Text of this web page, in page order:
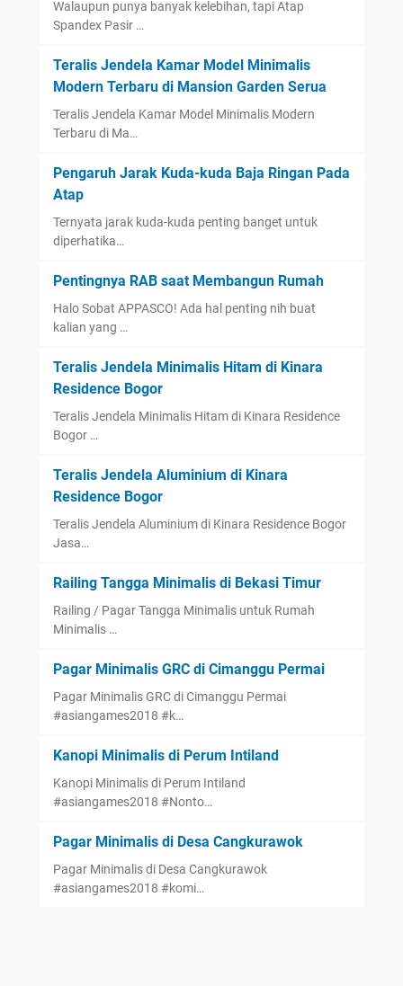
Walaupun punya banyak kelebihan, tapi Atap
Spandex Pasir …
Teralis Jendela Kamar Model Minimalis
Modern Terbaru di Mansion Garden Serua
Teralis Jendela Kamar Model Minimalis Modern
Terbaru di Ma…
Pengaruh Jarak Kuda-kuda Baja Ringan Pada
Atap
Ternyata jarak kuda-kuda penting banget untuk
diperhatika…
Pentingnya RAB saat Membangun Rumah
Halo Sobat APPASCO! Ada hal penting nih buat
kalian yang …
Teralis Jendela Minimalis Hitam di Kinara
Residence Bogor
Teralis Jendela Minimalis Hitam di Kinara Residence
Bogor …
Teralis Jendela Aluminium di Kinara
Residence Bogor
Teralis Jendela Aluminium di Kinara Residence Bogor
Jasa…
Railing Tangga Minimalis di Bekasi Timur
Railing / Pagar Tangga Minimalis untuk Rumah
Minimalis …
Pagar Minimalis GRC di Cimanggu Permai
Pagar Minimalis GRC di Cimanggu Permai
#asiangames2018 #k…
Kanopi Minimalis di Perum Intiland
Kanopi Minimalis di Perum Intiland
#asiangames2018 #Nonto…
Pagar Minimalis di Desa Cangkurawok
Pagar Minimalis di Desa Cangkurawok
#asiangames2018 #komi…